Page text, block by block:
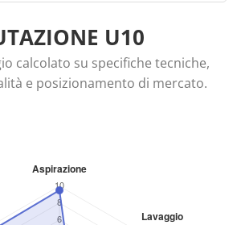
U10
calcolato su specifiche tecniche,
e posizionamento di mercato.